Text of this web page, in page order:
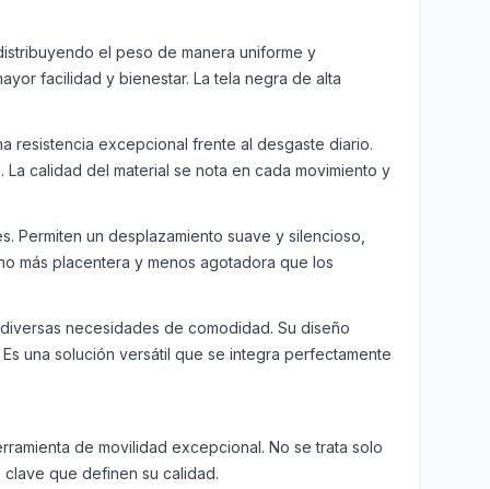
el peso de manera uniforme y
facilidad y bienestar. La tela negra de alta
resistencia excepcional frente al desgaste diario.
calidad del material se nota en cada movimiento y
Permiten un desplazamiento suave y silencioso,
más placentera y menos agotadora que los
necesidades de comodidad. Su diseño
una solución versátil que se integra perfectamente
de movilidad excepcional. No se trata solo
que definen su calidad.